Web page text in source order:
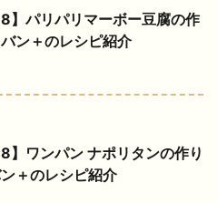
8】パリパリマーボー豆腐の作
ン＋のレシピ紹介
8】ワンパン ナポリタンの作り
＋のレシピ紹介